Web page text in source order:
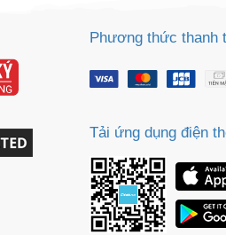
Phương thức thanh
Tải ứng dụng điện